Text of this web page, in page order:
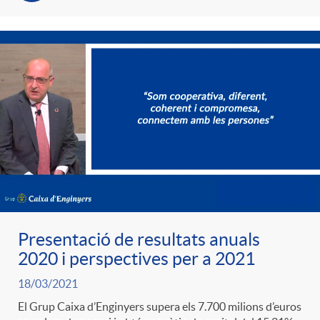
r
o
C
a
t
e
n
g
u
t
s
Presentació de resultats anuals
2020 i perspectives per a 2021
18/03/2021
El Grup Caixa d’Enginyers supera els 7.700 milions d’euros